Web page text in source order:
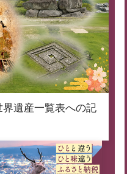
界遺産一覧表への記